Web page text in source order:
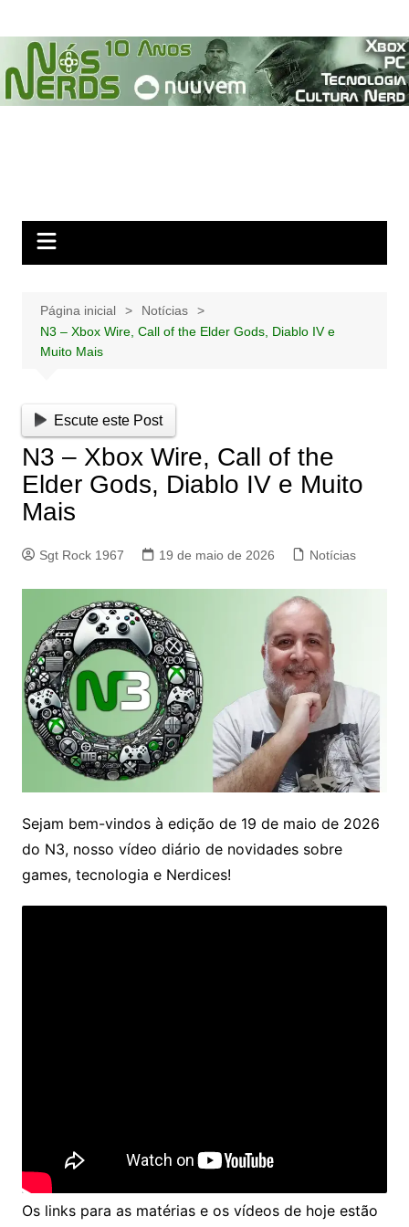
para
conteúdo
Página inicial
Notícias
N3 – Xbox Wire, Call of the Elder Gods, Diablo IV e
Muito Mais
Escute este Post
N3 – Xbox Wire, Call of the
Elder Gods, Diablo IV e Muito
Mais
Sgt Rock 1967 19 de maio de 2026 Notícias
Sejam bem-vindos à edição de 19 de maio de 2026
do N3, nosso vídeo diário de novidades sobre
games, tecnologia e Nerdices!
Os links para as matérias e os vídeos de hoje estão